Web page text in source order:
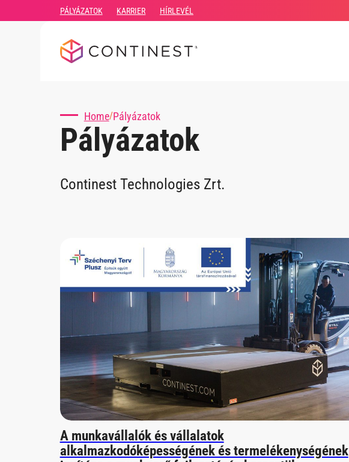
PÁLYÁZATOK KARRIER HÍRLEVÉL
Home/Pályázatok
Pályázatok
Continest Technologies Zrt.
A munkavállalók és vállalatok
alkalmazkodóképességének és termelékenységének